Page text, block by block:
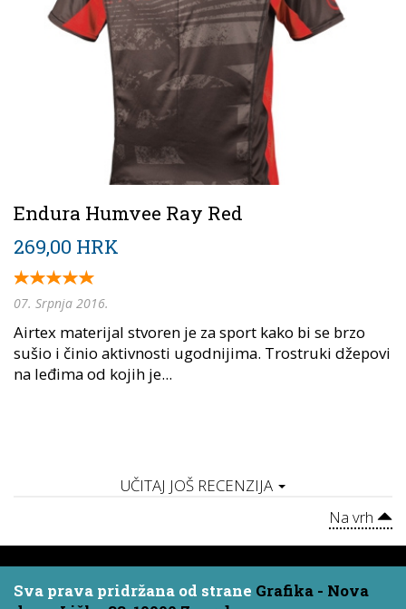
Endura Humvee Ray Red
269,00 HRK
07. Srpnja 2016.
Airtex materijal stvoren je za sport kako bi se brzo
sušio i činio aktivnosti ugodnijima. Trostruki džepovi
na leđima od kojih je...
UČITAJ JOŠ RECENZIJA
Na vrh
Sva prava pridržana od strane Grafika - Nova